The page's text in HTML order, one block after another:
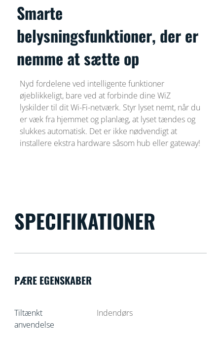
Smarte
belysningsfunktioner, der er
nemme at sætte op
Nyd fordelene ved intelligente funktioner
øjeblikkeligt, bare ved at forbinde dine WiZ
lyskilder til dit Wi-Fi-netværk. Styr lyset nemt, når du
er væk fra hjemmet og planlæg, at lyset tændes og
slukkes automatisk. Det er ikke nødvendigt at
installere ekstra hardware såsom hub eller gateway!
SPECIFIKATIONER
PÆRE EGENSKABER
Tiltænkt
anvendelse
Indendørs